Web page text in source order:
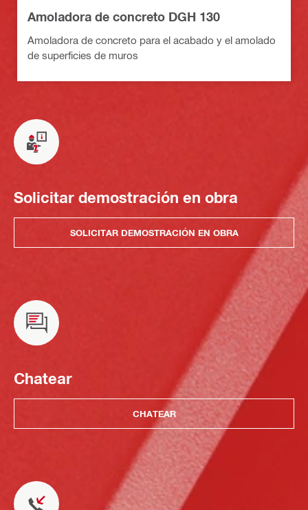
Amoladora de concreto DGH 130
Amoladora de concreto para el acabado y el amolado
de superficies de muros
Solicitar demostración en obra
SOLICITAR DEMOSTRACIÓN EN OBRA
Chatear
CHATEAR